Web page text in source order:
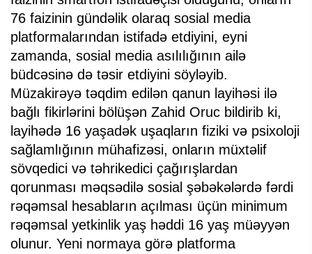
76 faizinin gündəlik olaraq sosial media
platformalarından istifadə etdiyini, eyni
zamanda, sosial media asılılığının ailə
büdcəsinə də təsir etdiyini söyləyib.
Müzakirəyə təqdim edilən qanun layihəsi ilə
bağlı fikirlərini bölüşən Zahid Oruc bildirib ki,
layihədə 16 yaşadək uşaqların fiziki və psixoloji
sağlamlığının mühafizəsi, onların müxtəlif
sövqedici və təhrikedici çağırışlardan
qorunması məqsədilə sosial şəbəkələrdə fərdi
rəqəmsal hesabların açılması üçün minimum
rəqəmsal yetkinlik yaş həddi 16 yaş müəyyən
olunur. Yeni normaya görə platforma